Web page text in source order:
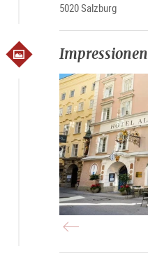
5020 Salzburg
Impressionen